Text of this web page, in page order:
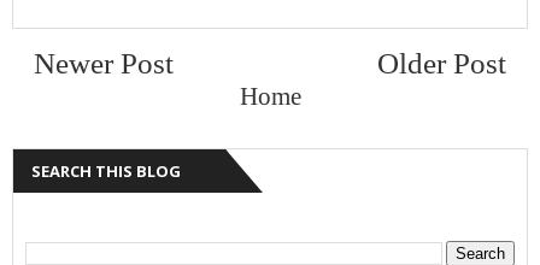
Newer Post Older Post
Home
SEARCH THIS BLOG